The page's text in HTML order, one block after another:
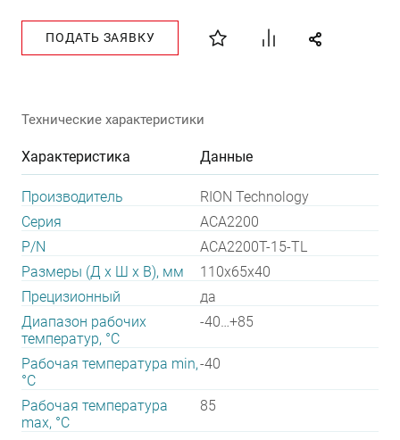
ПОДАТЬ ЗАЯВКУ
Технические характеристики
Характеристика Данные
Производитель
RION Technology
Серия
ACA2200
P/N
ACA2200T-15-TL
Размеры (Д х Ш х В), мм
110x65x40
Прецизионный
да
Диапазон рабочих
температур, °С
-40…+85
Рабочая температура min,
°С
-40
Рабочая температура
max, °С
85